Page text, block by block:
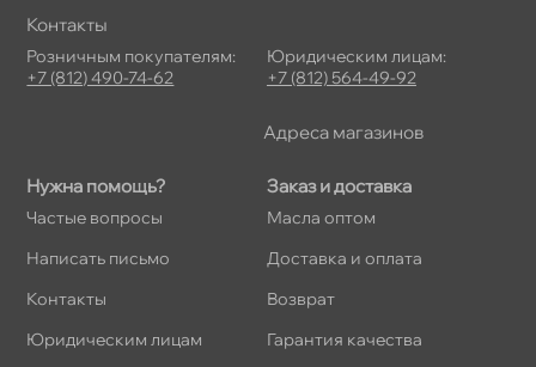
Нужна помощь?
Частые вопросы
Написать письмо
Контакты
Юридическим лицам
Заказ и доставка
Масла оптом
Доставка и оплата
озврат
Гарантия качества
Контакты
Розничным покупателям:
+7 (812) 490-74-62
Юридическим лицам:
+7 (812) 564-49-92
Адреса магазино